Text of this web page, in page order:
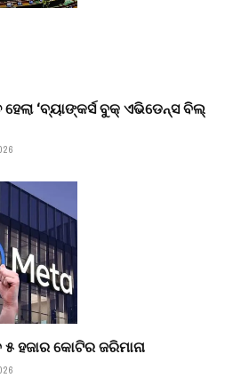
‘ବ୍ୟାଙ୍କର୍ସ ବୁକ୍ ଏଭିଡେନ୍ସ ବିଲ୍
ହଜାର କୋଟିର ଜରିମାନା